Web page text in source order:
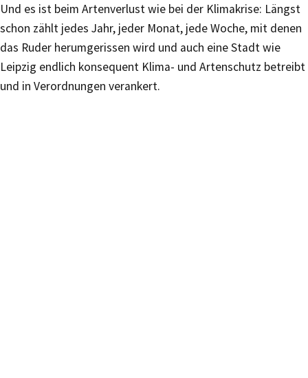
Und es ist beim Artenverlust wie bei der Klimakrise: Längst
schon zählt jedes Jahr, jeder Monat, jede Woche, mit denen
das Ruder herumgerissen wird und auch eine Stadt wie
Leipzig endlich konsequent Klima- und Artenschutz betreibt
und in Verordnungen verankert.